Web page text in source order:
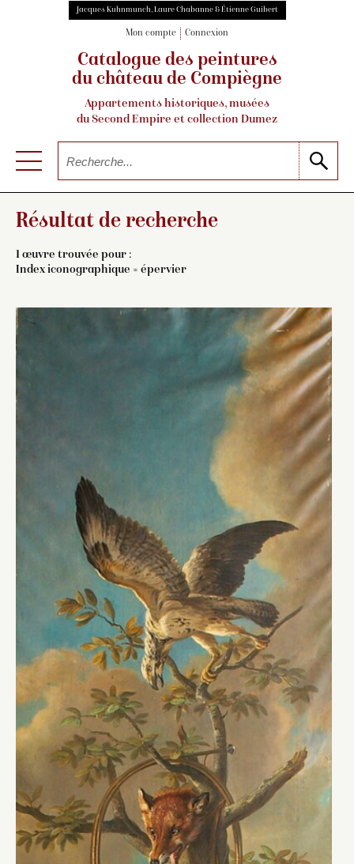
Jacques Kuhnmunch, Laure Chabanne & Étienne Guibert
Mon compte Connexion
Catalogue des peintures
du château de Compiègne
Appartements historiques, musées
du Second Empire et collection Dumez
Résultat de recherche
1 œuvre trouvée pour :
Index iconographique = épervier